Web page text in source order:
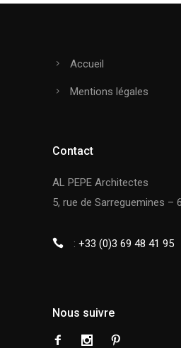
Accueil
Mentions légales
Contact
AL PEPE Architectes
5, rue de Sarreguemines –
: +33 (0)3 69 48 41 95
Nous suivre